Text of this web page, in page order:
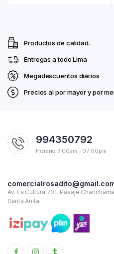
Productos de calidad.
Entregas a todo Lima
Megadescuentos diarios
Precios al por mayor y por
994350792
Horario 7:00am - 07:00pm
Av. La Cultura 701. Pasaje
Santa Anita.